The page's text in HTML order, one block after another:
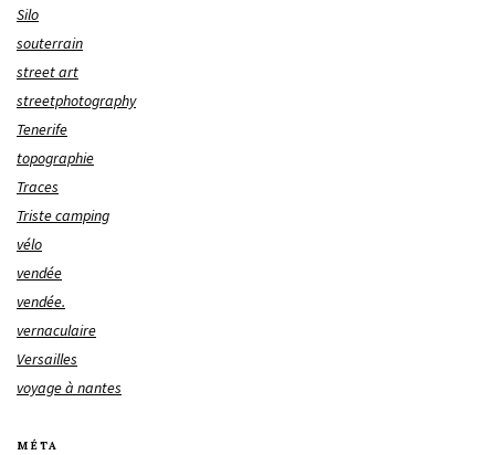
Silo
souterrain
street art
streetphotography
Tenerife
topographie
Traces
Triste camping
vélo
vendée
vendée.
vernaculaire
Versailles
voyage à nantes
MÉTA